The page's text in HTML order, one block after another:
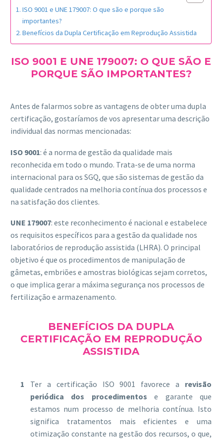
ISO 9001 e UNE 179007: O que são e porque são
importantes?
Benefícios da Dupla Certificação em Reprodução Assistida
ISO 9001 E UNE 179007: O QUE SÃO E
PORQUE SÃO IMPORTANTES?
Antes de falarmos sobre as vantagens de obter uma dupla
certificação, gostaríamos de vos apresentar uma descrição
individual das normas mencionadas:
ISO 9001: é a norma de gestão da qualidade mais
reconhecida em todo o mundo. Trata-se de uma norma
internacional para os SGQ, que são sistemas de gestão da
qualidade centrados na melhoria contínua dos processos e
na satisfação dos clientes.
UNE 179007: este reconhecimento é nacional e estabelece
os requisitos específicos para a gestão da qualidade nos
laboratórios de reprodução assistida (LHRA). O principal
objetivo é que os procedimentos de manipulação de
gâmetas, embriões e amostras biológicas sejam corretos,
o que implica gerar a máxima segurança nos processos de
fertilização e armazenamento.
BENEFÍCIOS DA DUPLA
CERTIFICAÇÃO EM REPRODUÇÃO
ASSISTIDA
Ter a certificação ISO 9001 favorece a revisão
periódica dos procedimentos e garante que
estamos num processo de melhoria contínua. Isto
significa tratamentos mais eficientes e uma
otimização constante na gestão dos recursos, o que,